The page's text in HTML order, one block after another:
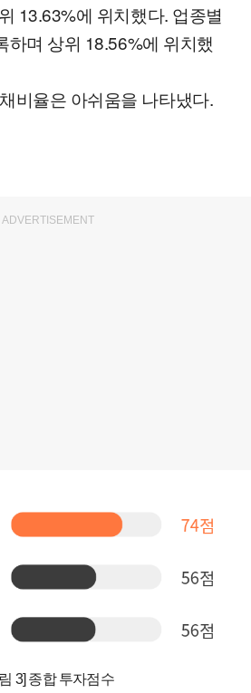
13.63%에 위치했다. 업종별
하며 상위 18.56%에 위치했
비율은 아쉬움을 나타냈다.
ADVERTISEMENT
3] 종합 투자점수